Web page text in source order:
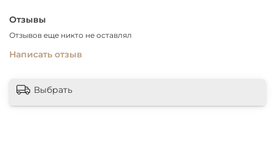
Отзывы
Отзывов еще никто не оставлял
Написать отзыв
Выбрать